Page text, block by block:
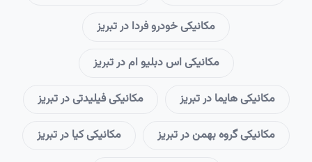
مکانیکی خودرو فردا در تبریز
مکانیکی اس دبلیو ام در تبریز
مکانیکی هایما در تبریز مکانیکی فیلیدتی در تبریز
مکانیکی گروه بهمن در تبریز مکانیکی کیا در تبریز